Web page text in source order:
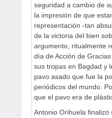
seguridad a cambio de
la impresión de que
representación -tan
de la victoria del bien
argumento, ritualmente
día de Acción de
sus tropas en Bagdad y
pavo asado que fue la
periódicos del mundo.
que el pavo era de
Antonio Orihuela finalizó